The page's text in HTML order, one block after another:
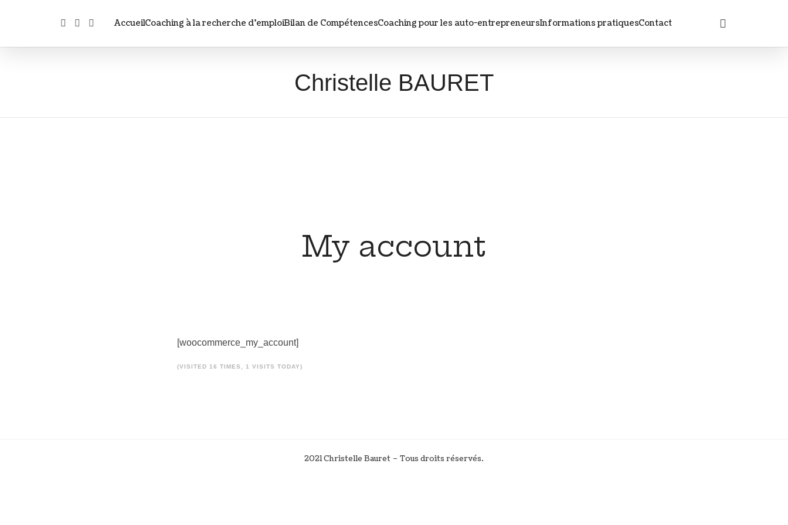
Christelle
Christelle BAURET
AccueilCoaching à la recherche d’emploiBilan de CompétencesCoaching pour les auto-entrepreneursInformations pratiquesContact
My account
[woocommerce_my_account]
(VISITED 16 TIMES, 1 VISITS TODAY)
2021 Christelle Bauret – Tous droits réservés.